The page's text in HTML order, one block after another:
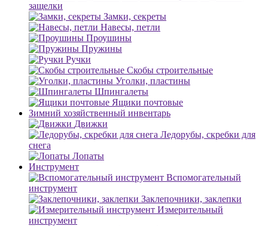
защелки
Замки, секреты
Навесы, петли
Проушины
Пружины
Ручки
Скобы строительные
Уголки, пластины
Шпингалеты
Ящики почтовые
Зимний хозяйственный инвентарь
Движки
Ледорубы, скребки для
снега
Лопаты
Инструмент
Вспомогательный
инструмент
Заклепочники, заклепки
Измерительный
инструмент